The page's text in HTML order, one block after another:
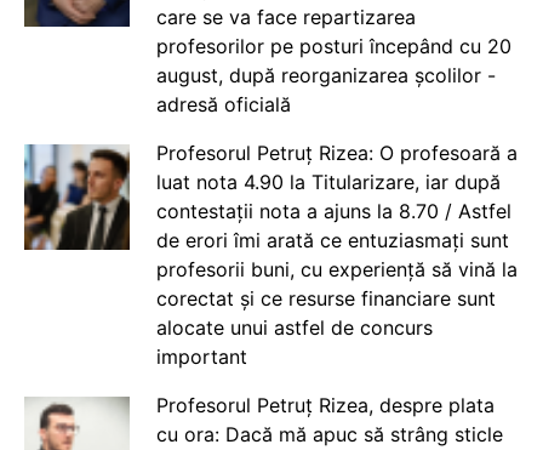
care se va face repartizarea
profesorilor pe posturi începând cu 20
august, după reorganizarea școlilor -
adresă oficială
Profesorul Petruț Rizea: O profesoară a
luat nota 4.90 la Titularizare, iar după
contestații nota a ajuns la 8.70 / Astfel
de erori îmi arată ce entuziasmați sunt
profesorii buni, cu experiență să vină la
corectat și ce resurse financiare sunt
alocate unui astfel de concurs
important
Profesorul Petruț Rizea, despre plata
cu ora: Dacă mă apuc să strâng sticle